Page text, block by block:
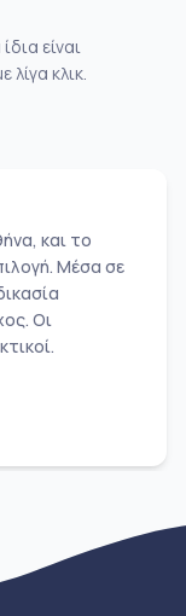
είναι
κλικ.
και το
Μέσα σε
Οι